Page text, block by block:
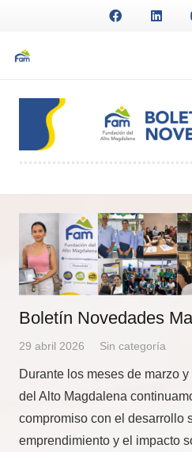
Boletín Novedades
29 abril 2026 Sin categoría
Durante los meses de marzo
del Alto Magdalena
compromiso con el desarrollo
emprendimiento y el impacto